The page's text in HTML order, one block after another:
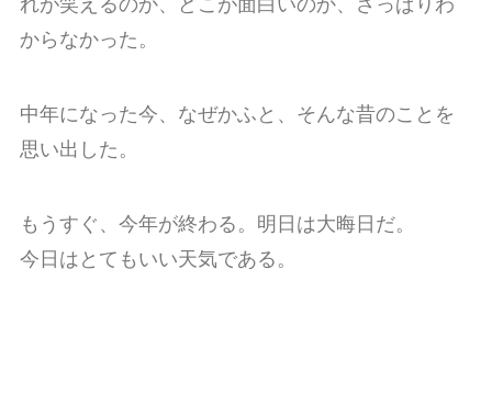
れが笑えるのか、どこが面白いのか、さっぱりわ
からなかった。
中年になった今、なぜかふと、そんな昔のことを
思い出した。
もうすぐ、今年が終わる。明日は大晦日だ。
今日はとてもいい天気である。